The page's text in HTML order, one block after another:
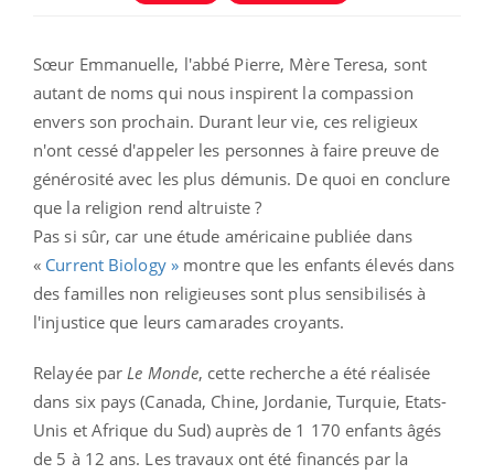
Sœur Emmanuelle, l'abbé Pierre, Mère Teresa, sont
autant de noms qui nous inspirent la compassion
envers son prochain. Durant leur vie, ces religieux
n'ont cessé d'appeler les personnes à faire preuve de
générosité avec les plus démunis. De quoi en conclure
que la religion rend altruiste ?
Pas si sûr, car une étude américaine publiée dans
« Current Biology »montre que les enfants élevés dans
des familles non religieuses sont plus sensibilisés à
l'injustice que leurs camarades croyants.
Relayée par Le Monde, cette recherche a été réalisée
dans six pays (Canada, Chine, Jordanie, Turquie, Etats-
Unis et Afrique du Sud) auprès de 1 170 enfants âgés
de 5 à 12 ans. Les travaux ont été financés par la